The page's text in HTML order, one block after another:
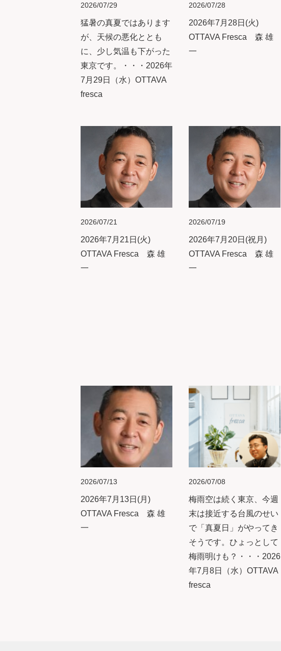
猛暑の真夏ではあります
が、天候の悪化ととも
に、少し気温も下がった
東京です。・・・2026年
7月29日（水）OTTAVA
fresca
2026/07/29
2026年7月28日(火)
OTTAVA Fresca 森 雄
一
2026/07/28
2026年7月21日(火)
OTTAVA Fresca 森 雄
一
2026/07/21
2026年7月20日(祝月)
OTTAVA Fresca 森 雄
一
2026/07/19
2026年7月13日(月)
OTTAVA Fresca 森 雄
一
2026/07/13
梅雨空は続く東京、今週
末は接近する台風のせい
で「真夏日」がやってき
そうです。ひょっとして
梅雨明けも？・・・2026
年7月8日（水）OTTAVA
fresca
2026/07/08